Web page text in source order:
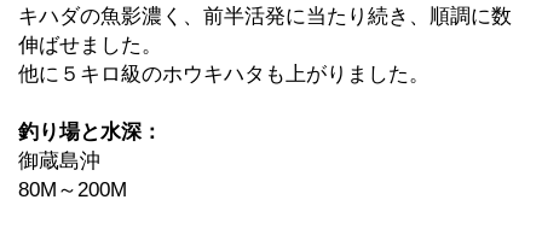
キハダの魚影濃く、前半活発に当たり続き、順調に数
伸ばせました。
他に５キロ級のホウキハタも上がりました。
釣り場と水深：
御蔵島沖
80M～200M